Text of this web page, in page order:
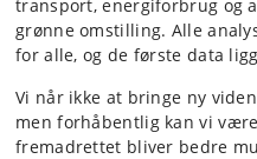
transport, energiforbrug og
grønne omstilling. Alle
for alle, og de første data
Vi når ikke at bringe ny
men forhåbentlig kan vi
fremadrettet bliver bedre